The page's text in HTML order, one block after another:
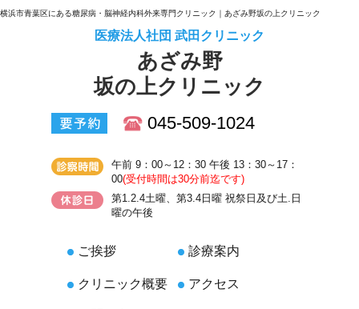
横浜市青葉区にある糖尿病・脳神経内科外来専門クリニック｜あざみ野坂の上クリニック
医療法人社団 武田クリニック
あざみ野
坂の上クリニック
045-509-1024
午前 9：00～12：30 午後 13：30～17：
00(受付時間は30分前迄です)
第1.2.4土曜、第3.4日曜 祝祭日及び土.日
曜の午後
ご挨拶 診療案内
クリニック概要 アクセス